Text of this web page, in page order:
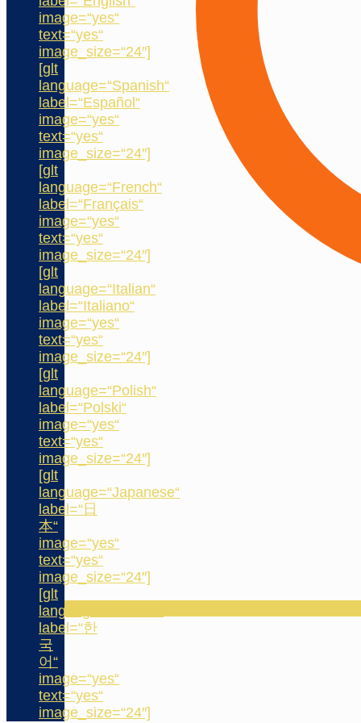
image=“yes“
text=“yes“
image_size=“24″]
[glt
language=“Spanish“
label=“Español“
image=“yes“
text=“yes“
image_size=“24″]
[glt
language=“French“
label=“Français“
image=“yes“
text=“yes“
image_size=“24″]
[glt
language=“Italian“
label=“Italiano“
image=“yes“
text=“yes“
image_size=“24″]
[glt
language=“Polish“
label=“Polski“
image=“yes“
text=“yes“
image_size=“24″]
[glt
language=“Japanese“
label=“日
本“
image=“yes“
text=“yes“
image_size=“24″]
[glt
language=“Korean“
label=“한
국
어“
image=“yes“
text=“yes“
image_size=“24″]